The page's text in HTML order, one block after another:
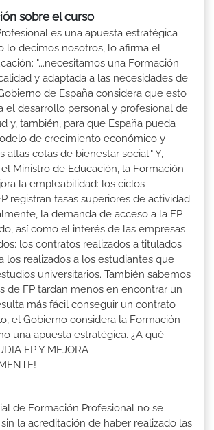
sobre el curso
es una apuesta estratégica
lo decimos nosotros, lo afirma el
"...necesitamos una Formación
y adaptada a las necesidades de
de España considera que esto
el desarrollo personal y profesional de
y, también, para que España pueda
de crecimiento económico y
altas cotas de bienestar social." Y,
Ministro de Educación, la Formación
la empleabilidad: los ciclos
registran tasas superiores de actividad
la demanda de acceso a la FP
así como el interés de las empresas
los contratos realizados a titulados
los realizados a los estudiantes que
universitarios. También sabemos
de FP tardan menos en encontrar un
más fácil conseguir un contrato
el Gobierno considera la Formación
una apuesta estratégica. ¿A qué
FP Y MEJORA
de Formación Profesional no se
la acreditación de haber realizado las